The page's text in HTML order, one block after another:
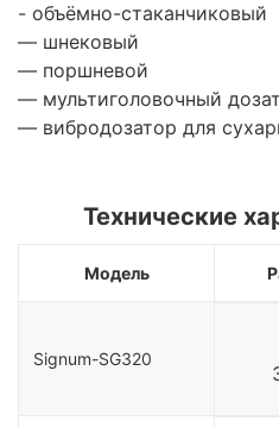
- объёмно-стаканчиковый
— шнековый
— поршневой
— мультиголовочный
— вибродозатор для
Технические
Модель
Signum-SG320